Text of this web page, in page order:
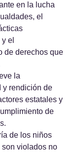
en la lucha
el
el
de derechos que
la
y rendición de
estatales y
de
de los niños
violados no